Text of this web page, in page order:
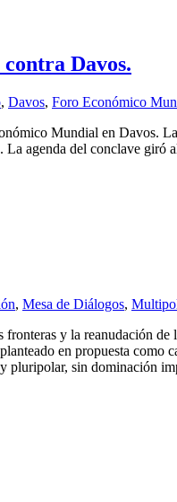
Davos.
, Davos, Foro Económico
Mundial en Davos.
La agenda del conclave
, Mesa de Diálogos,
fronteras y la reanudación
en propuesta
pluripolar, sin dominación